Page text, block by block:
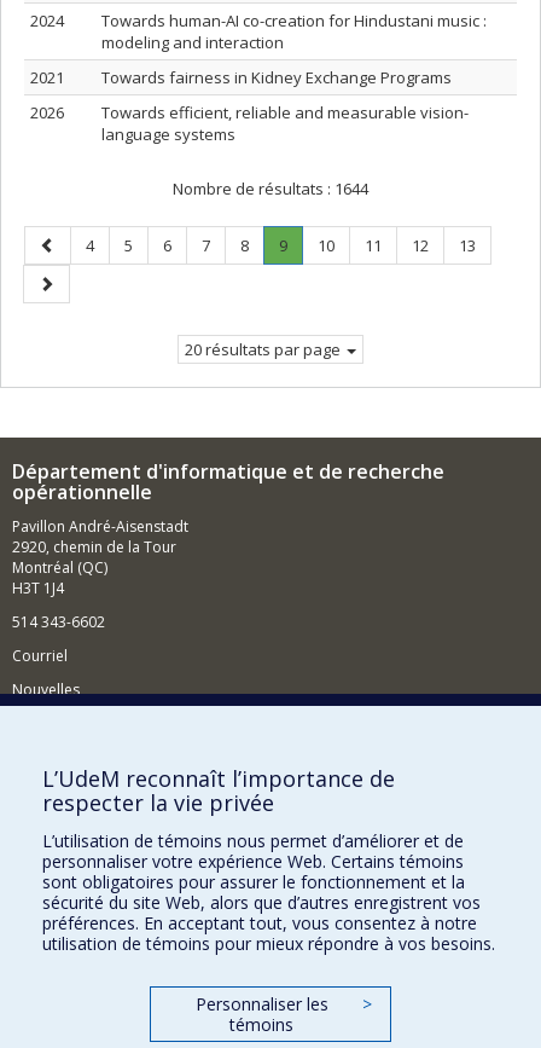
2024
Towards human-AI co-creation for Hindustani music :
modeling and interaction
2021
Towards fairness in Kidney Exchange Programs
2026
Towards efficient, reliable and measurable vision-
language systems
Nombre de résultats : 1644
Page
précédente
Page
4 Page
5 Page
6 Page
7 Page
8 Page
9.
Page
Page
10 Page
11 Page
12 Page
13
Page
suivante
20 résultats par page
Département d'informatique et de recherche
opérationnelle
Pavillon André-Aisenstadt
2920, chemin de la Tour
Montréal (QC)
H3T 1J4
514 343-6602
Courriel
Nouvelles
Comment soutenir le Département?
BESOIN D'AIDE?
Plan du site
Signaler une erreur
Accessibilité
FACULTÉ DES ARTS ET DES SCIENCES
Nos départements et écoles
L’UdeM reconnaît l’importance de
respecter la vie privée
L’utilisation de témoins nous permet d’améliorer et de
personnaliser votre expérience Web. Certains témoins
sont obligatoires pour assurer le fonctionnement et la
sécurité du site Web, alors que d’autres enregistrent vos
préférences. En acceptant tout, vous consentez à notre
utilisation de témoins pour mieux répondre à vos besoins.
Personnaliser les
témoins
>